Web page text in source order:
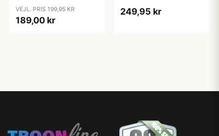
VEJL. PRIS 199,95 KR
189,00 kr
249,95 kr